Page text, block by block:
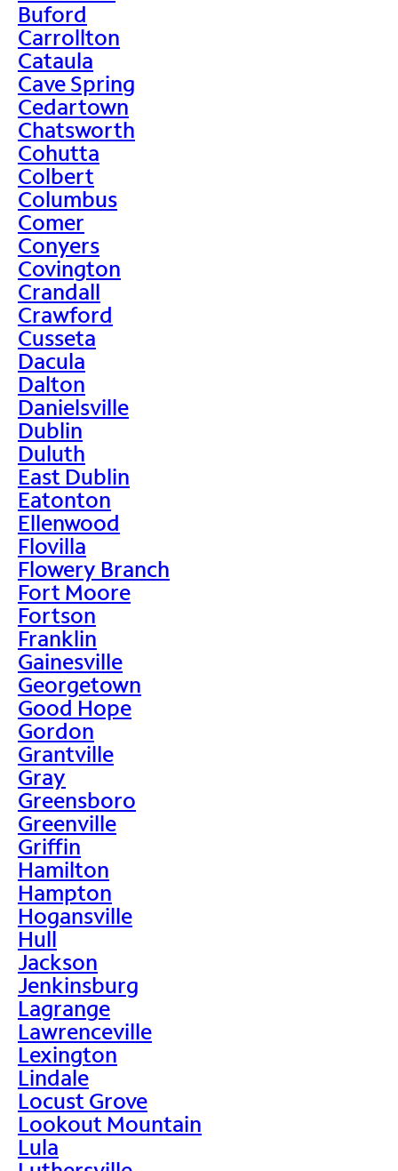
Buford
Carrollton
Cataula
Cave Spring
Cedartown
Chatsworth
Cohutta
Colbert
Columbus
Comer
Conyers
Covington
Crandall
Crawford
Cusseta
Dacula
Dalton
Danielsville
Dublin
Duluth
East Dublin
Eatonton
Ellenwood
Flovilla
Flowery Branch
Fort Moore
Fortson
Franklin
Gainesville
Georgetown
Good Hope
Gordon
Grantville
Gray
Greensboro
Greenville
Griffin
Hamilton
Hampton
Hogansville
Hull
Jackson
Jenkinsburg
Lagrange
Lawrenceville
Lexington
Lindale
Locust Grove
Lookout Mountain
Lula